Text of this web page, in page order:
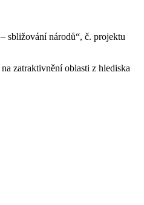
sbližování národů“, č. projektu
zatraktivnění oblasti z hlediska